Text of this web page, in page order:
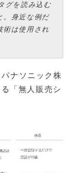
グを読み込む
。身近な例だ
術は使用され
ナソニック株
「無人販売シ